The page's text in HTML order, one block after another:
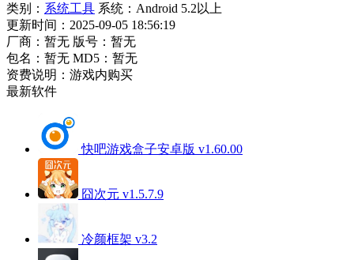
类别： 系统工具 系统：Android 5.2以上
更新时间：2025-09-05 18:56:19
厂商：暂无 版号：暂无
包名：暂无 MD5：暂无
资费说明：游戏内购买
最新软件
快吧游戏盒子安卓版 v1.60.00
囧次元 v1.5.7.9
冷颜框架 v3.2